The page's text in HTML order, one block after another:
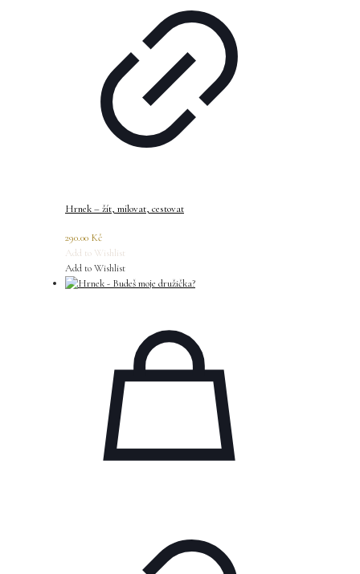
Hrnek – žít, milovat, cestovat
290.00 Kč
Add to Wishlist
Add to Wishlist